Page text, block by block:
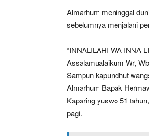
Almarhum meninggal
sebelumnya menjalani
“INNALILAHI WA INNA
Assalamualaikum Wr,
Sampun kapundhut
Almarhum Bapak
Kaparing yuswo 51
pagi.